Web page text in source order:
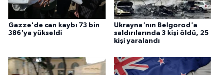
Gazze'de can kaybı 73 bin
386'ya yükseldi
Ukrayna'nın Belgorod'a
saldırılarında 3 kişi öldü, 25
kişi yaralandı